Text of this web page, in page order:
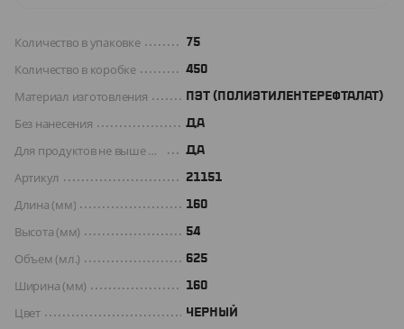
Количество в упаковке 75
Количество в коробке 450
Материал изготовления ПЭТ (ПОЛИЭТИЛЕНТЕРЕФТАЛАТ)
Без нанесения ДА
Для продуктов не выше +70 C° Да
Артикул 21151
Длина (мм) 160
Высота (мм) 54
Объем (мл.) 625
Ширина (мм) 160
Цвет ЧЕРНЫЙ